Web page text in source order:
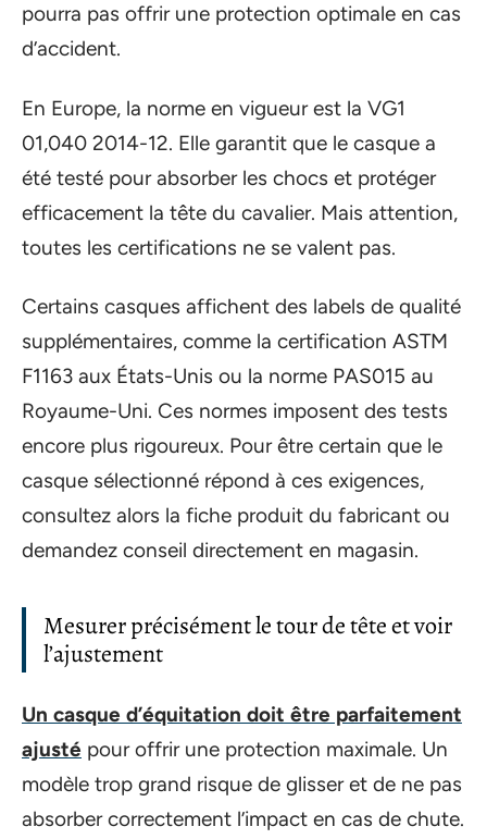
pourra pas offrir une protection optimale en cas
d’accident.
En Europe, la norme en vigueur est la VG1
01,040 2014-12. Elle garantit que le casque a
été testé pour absorber les chocs et protéger
efficacement la tête du cavalier. Mais attention,
toutes les certifications ne se valent pas.
Certains casques affichent des labels de qualité
supplémentaires, comme la certification ASTM
F1163 aux États-Unis ou la norme PAS015 au
Royaume-Uni. Ces normes imposent des tests
encore plus rigoureux. Pour être certain que le
casque sélectionné répond à ces exigences,
consultez alors la fiche produit du fabricant ou
demandez conseil directement en magasin.
Mesurer précisément le tour de tête et voir
l’ajustement
Un casque d’équitation doit être parfaitement
ajusté pour offrir une protection maximale. Un
modèle trop grand risque de glisser et de ne pas
absorber correctement l’impact en cas de chute.